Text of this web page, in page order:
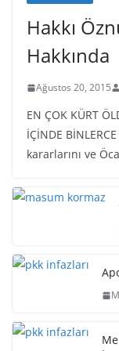
Hakkı
Hakkında
Ağustos 20, 2015
EN ÇOK KÜRT
İÇİNDE
kararlarını ve